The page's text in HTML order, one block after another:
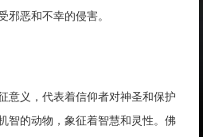
邪恶和不幸的侵害。
意义，代表着信仰者对神圣和保护
智的动物，象征着智慧和灵性。佛